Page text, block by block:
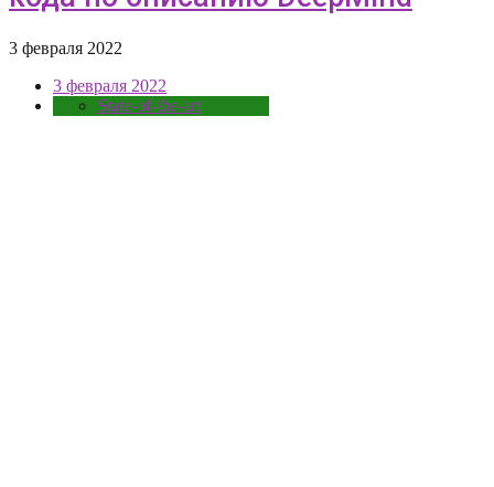
3 февраля 2022
3 февраля 2022
State-of-the-art